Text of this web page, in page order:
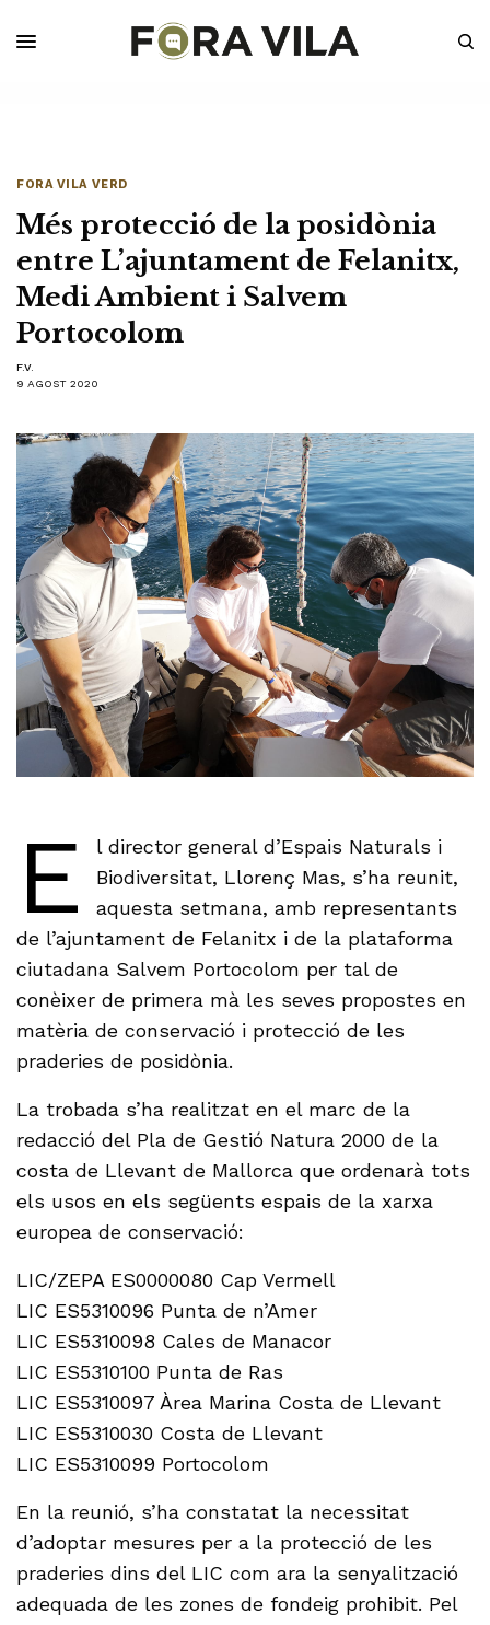
FORA VILA VERD
Més protecció de la posidònia
entre L’ajuntament de Felanitx,
Medi Ambient i Salvem
Portocolom
F.V.
9 AGOST 2020
E
l director general d’Espais Naturals i
Biodiversitat, Llorenç Mas, s’ha reunit,
aquesta setmana, amb representants
de l’ajuntament de Felanitx i de la plataforma
ciutadana Salvem Portocolom per tal de
conèixer de primera mà les seves propostes en
matèria de conservació i protecció de les
praderies de posidònia.
La trobada s’ha realitzat en el marc de la
redacció del Pla de Gestió Natura 2000 de la
costa de Llevant de Mallorca que ordenarà tots
els usos en els següents espais de la xarxa
europea de conservació:
LIC/ZEPA ES0000080 Cap Vermell
LIC ES5310096 Punta de n’Amer
LIC ES5310098 Cales de Manacor
LIC ES5310100 Punta de Ras
LIC ES5310097 Àrea Marina Costa de Llevant
LIC ES5310030 Costa de Llevant
LIC ES5310099 Portocolom
En la reunió, s’ha constatat la necessitat
d’adoptar mesures per a la protecció de les
praderies dins del LIC com ara la senyalització
adequada de les zones de fondeig prohibit. Pel